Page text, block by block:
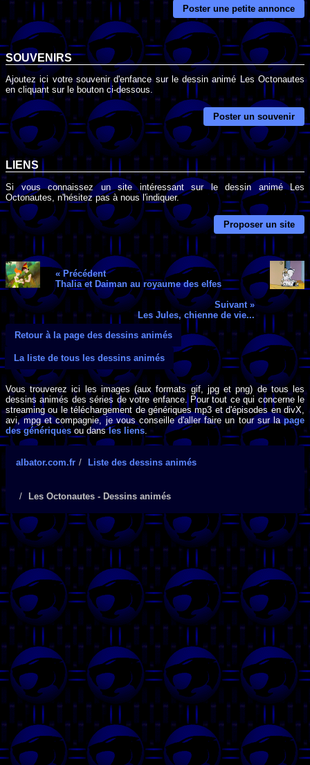
Poster une petite annonce
SOUVENIRS
Ajoutez ici votre souvenir d'enfance sur le dessin animé Les Octonautes
en cliquant sur le bouton ci-dessous.
Poster un souvenir
LIENS
Si vous connaissez un site intéressant sur le dessin animé Les
Octonautes, n'hésitez pas à nous l'indiquer.
Proposer un site
« Précédent
Thalia et Daiman au royaume des elfes
Suivant »
Les Jules, chienne de vie...
Retour à la page des dessins animés
La liste de tous les dessins animés
Vous trouverez ici les images (aux formats gif, jpg et png) de tous les
dessins animés des séries de votre enfance. Pour tout ce qui concerne le
streaming ou le téléchargement de génériques mp3 et d'épisodes en divX,
avi, mpg et compagnie, je vous conseille d'aller faire un tour sur la page
des génériques ou dansles liens.
albator.com.fr Liste des dessins animés
Les Octonautes - Dessins animés